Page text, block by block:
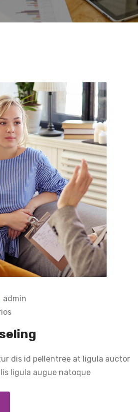
admin
dis id pellentree at ligula auctor
ligula augue natoque